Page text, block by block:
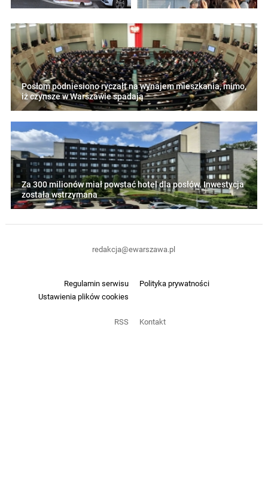
Posłom podniesiono ryczałt na wynajem mieszkania, mimo,
iż czynsze w Warszawie spadają
Za 300 milionów miał powstać hotel dla posłów. Inwestycja
została wstrzymana
Regulamin serwisu
Polityka prywatności
Ustawienia plików cookies
RSS Kontakt
redakcja@ewarszawa.pl